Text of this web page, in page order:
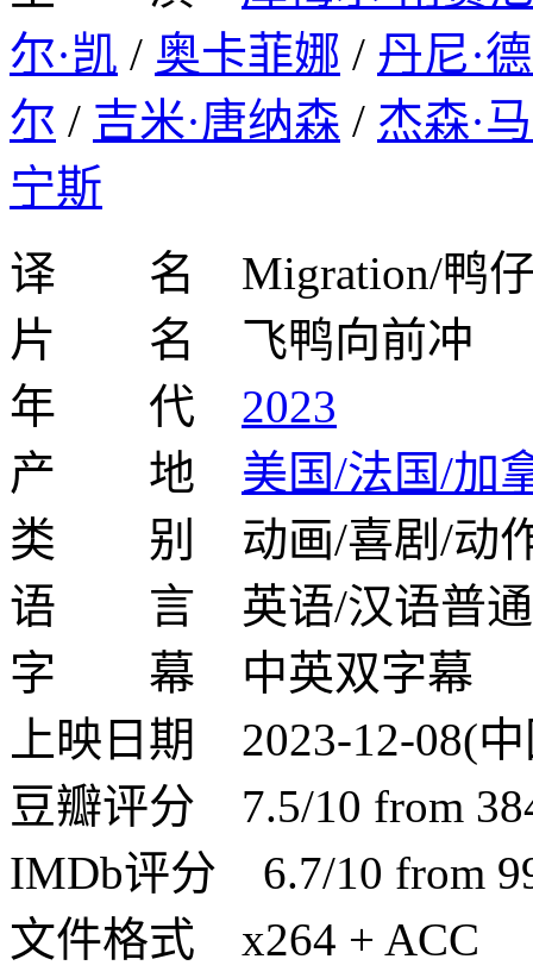
尔·凯 / 奥卡菲娜 / 丹尼·
尔 / 吉米·唐纳森 / 杰森·
宁斯
译 名 Migration/鸭仔
片 名 飞鸭向前冲
年 代 2023
产 地 美国/法国/加
类 别 动画/喜剧/动作
语 言 英语/汉语普通
字 幕 中英双字幕
上映日期 2023-12-08(
豆瓣评分 7.5/10 from
IMDb评分 6.7/10 from
文件格式 x264 + ACC